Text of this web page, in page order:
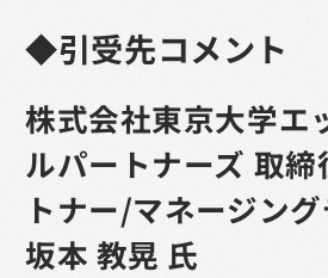
◆引受先コメント
株式会社東京大学エ
ルパートナーズ 取締
トナー/マネージン
坂本 教晃 氏